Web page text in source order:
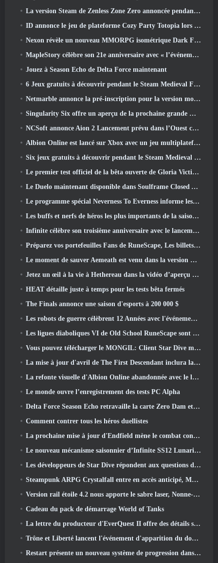
La version Steam de Zenless Zone Zero annoncée pendant la version 2.8 Programme spécial
ID annonce le jeu de plateforme Cozy Party Totopia lors de la vitrine Xbox, Lance le recrutement bêta
Nexon révèle un nouveau MMORPG isométrique Dark Fantasy, Braises des sans couronne
MapleStory célèbre son 21e anniversaire avec « l’événement de l’Université Maple »
Jouez à Season Echo de Delta Force maintenant
6 Jeux gratuits à découvrir pendant le Steam Medieval Fest
Netmarble annonce la pré-inscription pour la version mondiale du MMORPG de science-fiction RF Online Next
Singularity Six offre un aperçu de la prochaine grande mise à jour de Palia The Royal Highlands
NCSoft annonce Aion 2 Lancement prévu dans l’Ouest cette année
Albion Online est lancé sur Xbox avec un jeu multiplateforme complet
Six jeux gratuits à découvrir pendant le Steam Medieval Fest
Le premier test officiel de la bêta ouverte de Gloria Victis démarre aujourd’hui
Le Duelo maintenant disponible dans Soulframe Closed Alpha
Le programme spécial Neverness To Everness informe les joueurs de ce à quoi s'attendre lors des lancements
Les buffs et nerfs de héros les plus importants de la saison 7.5
Infinite célèbre son troisième anniversaire avec le lancement de Lunaria SS12 aujourd'hui
Préparez vos portefeuilles Fans de RuneScape, Les billets pour le RuneFest sont sur le point d'être mis en vente
Le moment de sauver Aemeath est venu dans la version Wuthering Waves 3.3 Mise à jour
Jetez un œil à la vie à Hethereau dans la vidéo d’aperçu du gameplay du lancement de Neverness To Everness
HEAT détaille juste à temps pour les tests bêta fermés
The Finals annonce une saison d'esports à 200 000 $
Les robots de guerre célèbrent 12 Années avec l'événement Martian Robotic Games
Les ligues diaboliques VI de Old School RuneScape sont lancées aujourd'hui
Vous pouvez télécharger le MONGIL: Client Star Dive maintenant
La mise à jour d'avril de The First Descendant inclura la version bêta du nouveau contenu Endgame
La refonte visuelle d'Albion Online abandonnée avec le lancement de la mise à jour Radiant Wilds aujourd'hui
Le monde ouvre l’enregistrement des tests PC Alpha
Delta Force Season Echo retravaille la carte Zero Dam et étend le gameplay des opérations
Comment contrer tous les héros duellistes
La prochaine mise à jour d'Endfield mène le combat contre Nefarith
Le nouveau mécanisme saisonnier d’Infinite SS12 Lunaria est l’un des « plus gros ajouts » au jeu
Les développeurs de Star Dive répondent aux questions des joueurs dans un livestream surprise
Steampunk ARPG Crystalfall entre en accès anticipé, Mais pas sans quelques défauts
Version rail étoile 4.2 nous apporte le sabre laser, Nonne-mandrin, Batteur pionnier et un émanateur d’exaltation
Cadeau du pack de démarrage World of Tanks
La lettre du producteur d'EverQuest II offre des détails sur le serveur d'extension verrouillé dans le temps
Trône et Liberté lancent l'événement d'apparition du double archboss
Restart présente un nouveau système de progression dans la mise à jour de la saison SS4